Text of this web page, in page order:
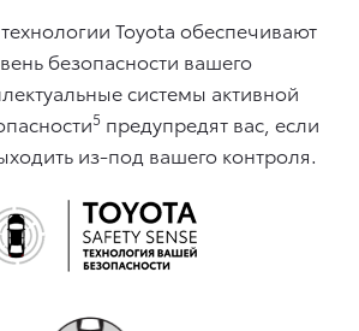
Toyota обеспечивают
безопасности вашего
системы активной
5 предупредят вас, если
из-под вашего контроля.